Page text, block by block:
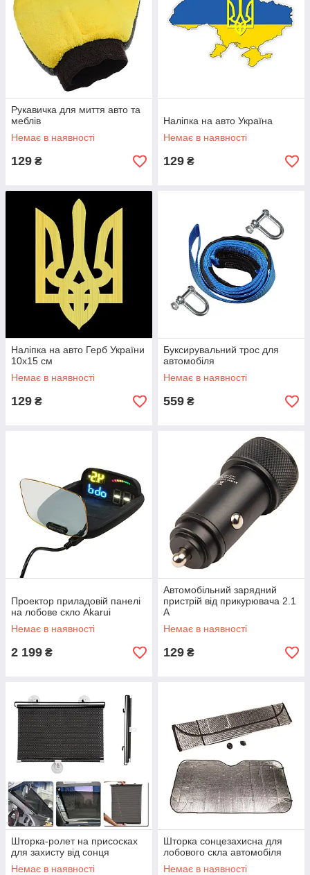
Рукавичка для миття авто та
меблів
Немає в наявності
129 ₴
Наліпка на авто Україна
Немає в наявності
129 ₴
Наліпка на авто Герб України
10х15 см
Немає в наявності
129 ₴
Буксирувальний трос для
автомобіля
Немає в наявності
559 ₴
Проектор приладовій панелі
на лобове скло Akarui
Немає в наявності
2 199 ₴
Автомобільний зарядний
пристрій від прикурювача 2.1
А
Немає в наявності
129 ₴
Шторка-ролет на присосках
для захисту від сонця
Немає в наявності
Шторка сонцезахисна для
лобового скла автомобіля
Немає в наявності